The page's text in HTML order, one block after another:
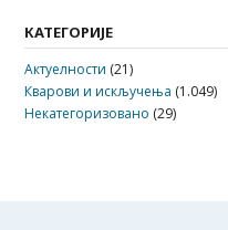
КАТЕГОРИЈЕ
Актуелности (21)
Кварови и искључења (1.049)
Некатегоризовано (29)